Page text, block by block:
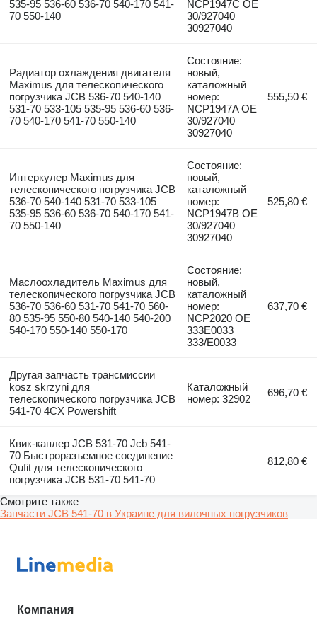
535-95 536-60 536-70 540-170 541-
70 550-140
NCP1947C OE
30/927040
30927040
Радиатор охлаждения двигателя
Maximus для телескопического
погрузчика JCB 536-70 540-140
531-70 533-105 535-95 536-60 536-
70 540-170 541-70 550-140
Состояние:
новый,
каталожный
номер:
NCP1947A OE
30/927040
30927040
555,50 €
Интеркулер Maximus для
телескопического погрузчика JCB
536-70 540-140 531-70 533-105
535-95 536-60 536-70 540-170 541-
70 550-140
Состояние:
новый,
каталожный
номер:
NCP1947B OE
30/927040
30927040
525,80 €
Маслоохладитель Maximus для
телескопического погрузчика JCB
536-70 536-60 531-70 541-70 560-
80 535-95 550-80 540-140 540-200
540-170 550-140 550-170
Состояние:
новый,
каталожный
номер:
NCP2020 OE
333E0033
333/E0033
637,70 €
Другая запчасть трансмиссии
kosz skrzyni для
телескопического погрузчика JCB
541-70 4CX Powershift
Каталожный
номер: 32902
696,70 €
Квик-каплер JCB 531-70 Jcb 541-
70 Быстроразъемное соединение
Qufit для телескопического
погрузчика JCB 531-70 541-70
812,80 €
Смотрите также
Запчасти JCB 541-70 в Украине для вилочных погрузчиков
Компания